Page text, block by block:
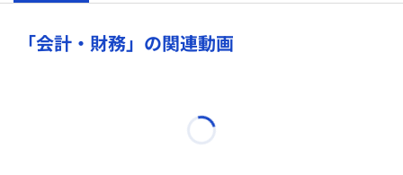
「会計・財務」の関連動画